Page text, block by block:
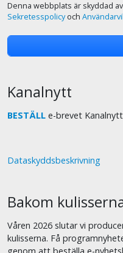
Denna webbplats är skyddad
Sekretesspolicyoch
Kanalnytt
BESTÄLL e-brevet
Dataskyddsbeskrivning
Bakom
Våren 2026 slutar vi
kulisserna. Få